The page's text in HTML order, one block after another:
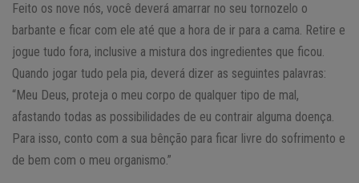
Feito os nove nós, você deverá amarrar no seu tornozelo o
barbante e ficar com ele até que a hora de ir para a cama. Retire e
jogue tudo fora, inclusive a mistura dos ingredientes que ficou.
Quando jogar tudo pela pia, deverá dizer as seguintes palavras:
“Meu Deus, proteja o meu corpo de qualquer tipo de mal,
afastando todas as possibilidades de eu contrair alguma doença.
Para isso, conto com a sua bênção para ficar livre do sofrimento e
de bem com o meu organismo.”